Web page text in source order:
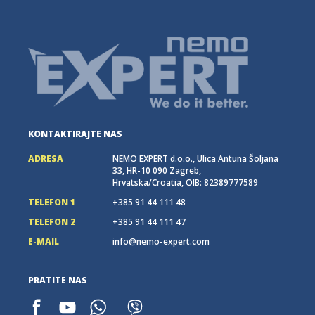
KONTAKTIRAJTE NAS
ADRESA
NEMO EXPERT d.o.o., Ulica Antuna Šoljana
33, HR-10 090 Zagreb,
Hrvatska/Croatia, OIB: 82389777589
TELEFON 1
+385 91 44 111 48
TELEFON 2
+385 91 44 111 47
E-MAIL
info@nemo-expert.com
PRATITE NAS